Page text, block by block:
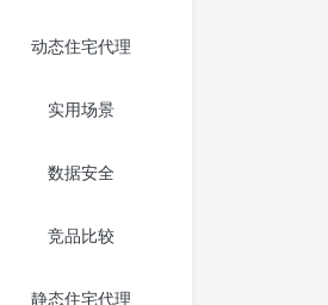
动态住宅代理
实用场景
数据安全
竞品比较
静态住宅代理